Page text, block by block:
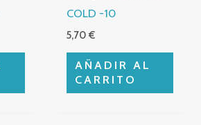
COLD -10
5,70€
AÑADIR AL
CARRITO